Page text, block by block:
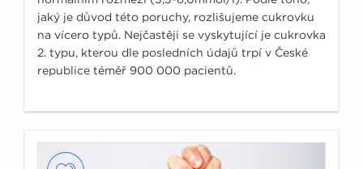
jaký je důvod této poruchy, rozlišujeme cukrovku
na vícero typů. Nejčastěji se vyskytující je cukrovka
2. typu, kterou dle posledních údajů trpí v České
republice téměř 900 000 pacientů.